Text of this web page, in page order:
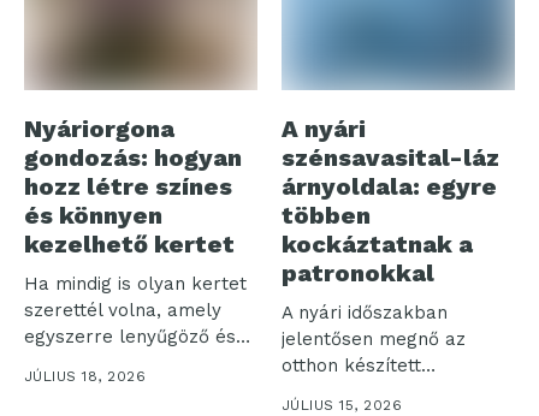
Nyáriorgona
gondozás: hogyan
hozz létre színes
és könnyen
kezelhető kertet
Ha mindig is olyan kertet
szerettél volna, amely
egyszerre lenyűgöző és
nem...
JÚLIUS 18, 2026
A nyári
szénsavasital-láz
árnyoldala: egyre
többen
kockáztatnak a
patronokkal
A nyári időszakban
jelentősen megnő az
otthon készített
szénsavas italok iránti
JÚLIUS 15, 2026